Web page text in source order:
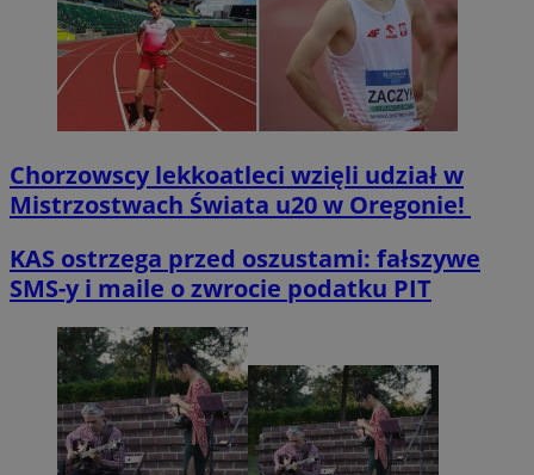
Chorzowscy lekkoatleci wzięli udział w
Mistrzostwach Świata u20 w Oregonie!
KAS ostrzega przed oszustami: fałszywe
SMS-y i maile o zwrocie podatku PIT